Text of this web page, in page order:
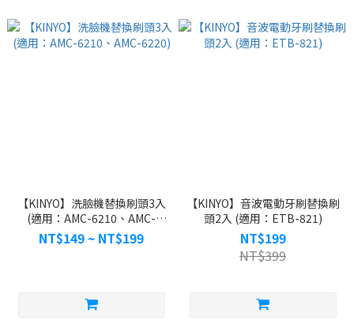
【KINYO】洗臉機替換刷頭3入
(適用：AMC-6210、AMC-
6220)
NT$149 ~ NT$199
【KINYO】音波電動牙刷替換刷
頭2入 (適用：ETB-821)
NT$199
NT$399